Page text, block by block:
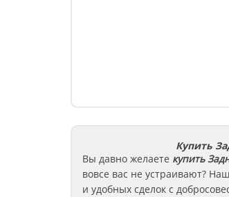
Купить
Вы давно желаете купить
вовсе вас не устраивают?
и удобных сделок с